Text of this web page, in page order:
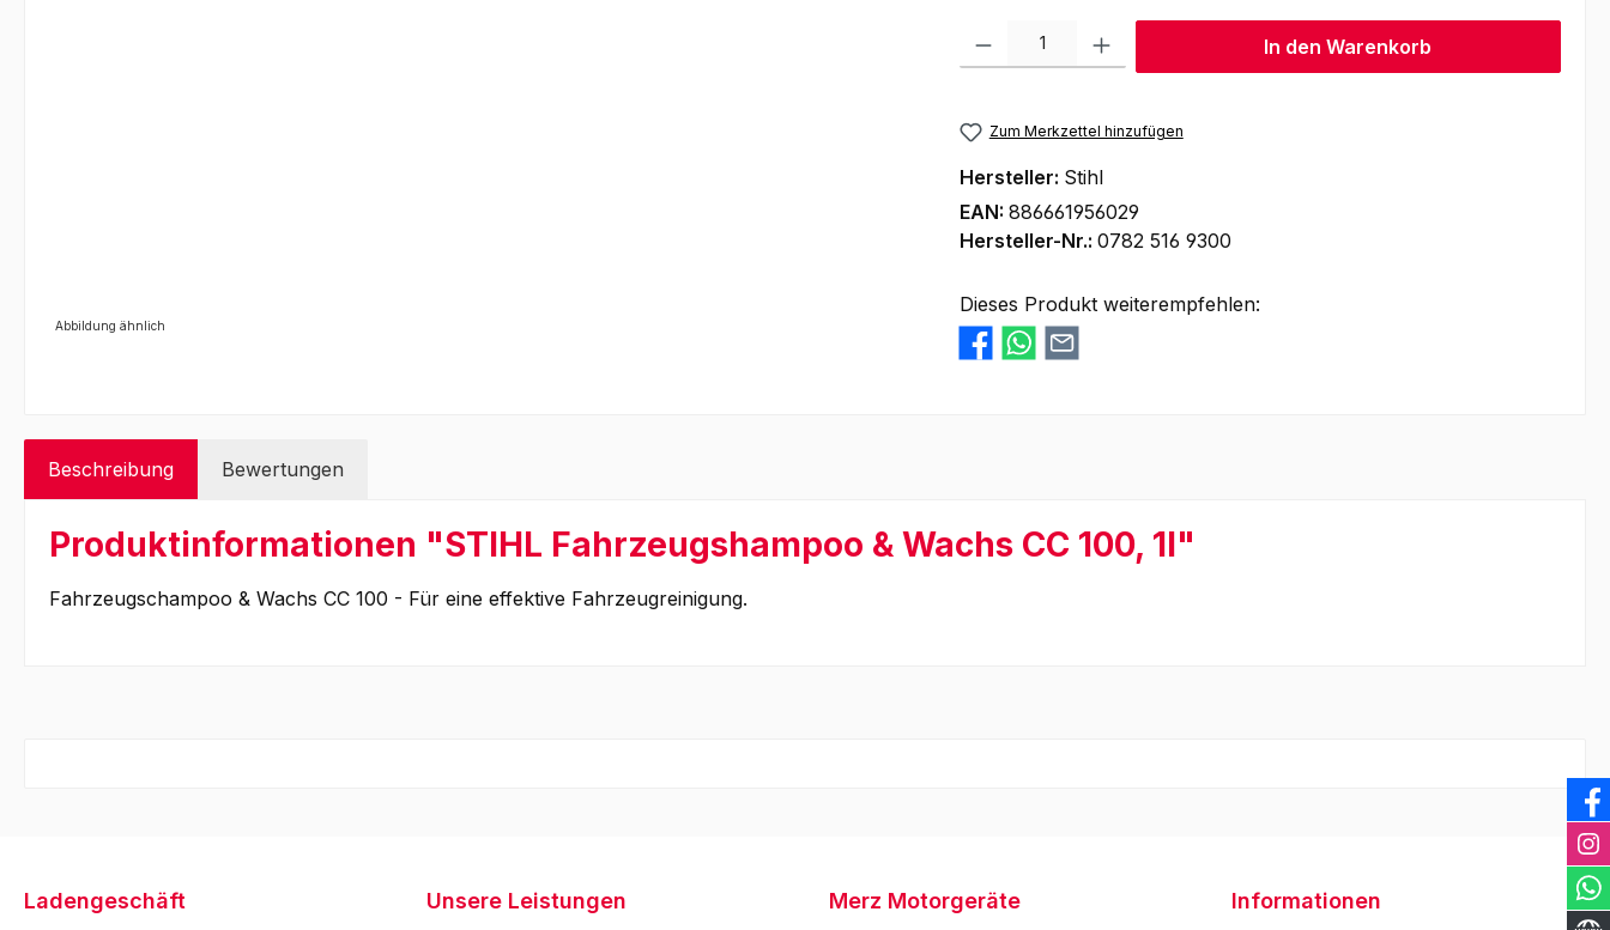
Abbildung ähnlich
Produkt Anzahl: Gib den gewünschten Wert ein oder benutze die Schaltflächen
In den Warenkorb
Zum Merkzettel hinzufügen
Hersteller: Stihl
EAN: 886661956029
Hersteller-Nr.: 0782 516 9300
Dieses Produkt weiterempfehlen:
Beschreibung Bewertungen
Produktinformationen "STIHL Fahrzeugshampoo & Wachs CC 100, 1l"
Fahrzeugschampoo & Wachs CC 100 - Für eine effektive Fahrzeugreinigung.
Ladengeschäft Unsere Leistungen Merz Motorgeräte Informationen